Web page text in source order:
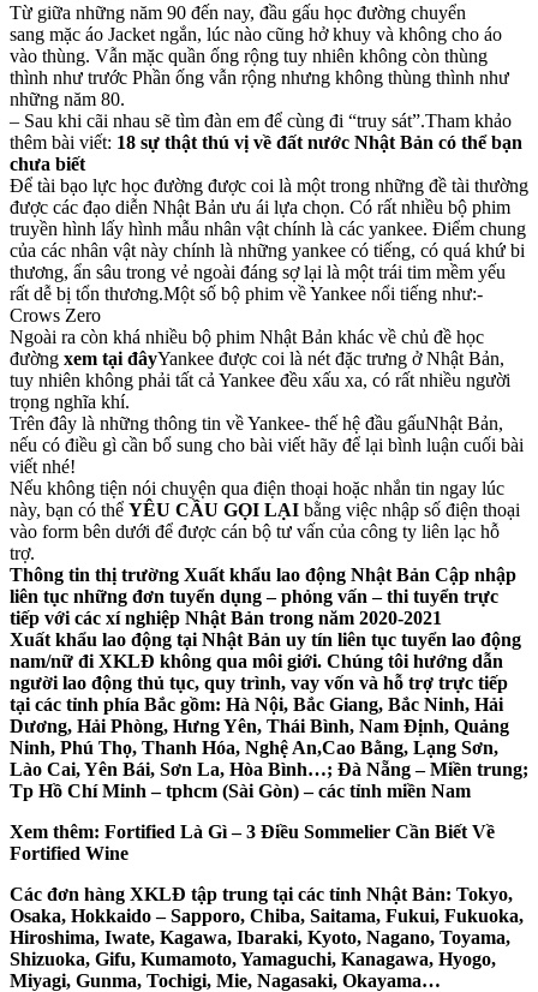
Từ giữa những năm 90 đến nay, đầu gấu học đường chuyển
sang mặc áo Jacket ngắn, lúc nào cũng hở khuy và không cho áo
vào thùng. Vẫn mặc quần ống rộng tuy nhiên không còn thùng
thình như trước Phần ống vẫn rộng nhưng không thùng thình như
những năm 80.
– Sau khi cãi nhau sẽ tìm đàn em để cùng đi “truy sát”.Tham khảo
thêm bài viết: 18 sự thật thú vị về đất nước Nhật Bản có thể bạn
chưa biết
Để tài bạo lực học đường được coi là một trong những đề tài thường
được các đạo diễn Nhật Bản ưu ái lựa chọn. Có rất nhiều bộ phim
truyền hình lấy hình mẫu nhân vật chính là các yankee. Điểm chung
của các nhân vật này chính là những yankee có tiếng, có quá khứ bi
thương, ẩn sâu trong vẻ ngoài đáng sợ lại là một trái tim mềm yếu
rất dễ bị tổn thương.Một số bộ phim về Yankee nổi tiếng như:-
Crows Zero
Ngoài ra còn khá nhiều bộ phim Nhật Bản khác về chủ đề học
đường xem tại đâyYankee được coi là nét đặc trưng ở Nhật Bản,
tuy nhiên không phải tất cả Yankee đều xấu xa, có rất nhiều người
trọng nghĩa khí.
Trên đây là những thông tin về Yankee- thế hệ đầu gấuNhật Bản,
nếu có điều gì cần bổ sung cho bài viết hãy để lại bình luận cuối bài
viết nhé!
Nếu không tiện nói chuyện qua điện thoại hoặc nhắn tin ngay lúc
này, bạn có thể YÊU CẦU GỌI LẠI bằng việc nhập số điện thoại
vào form bên dưới để được cán bộ tư vấn của công ty liên lạc hỗ
trợ.
Thông tin thị trường Xuất khẩu lao động Nhật Bản Cập nhập
liên tục những đơn tuyển dụng – phỏng vấn – thi tuyển trực
tiếp với các xí nghiệp Nhật Bản trong năm 2020-2021
Xuất khẩu lao động tại Nhật Bản uy tín liên tục tuyển lao động
nam/nữ đi XKLĐ không qua môi giới. Chúng tôi hướng dẫn
người lao động thủ tục, quy trình, vay vốn và hỗ trợ trực tiếp
tại các tỉnh phía Bắc gồm: Hà Nội, Bắc Giang, Bắc Ninh, Hải
Dương, Hải Phòng, Hưng Yên, Thái Bình, Nam Định, Quảng
Ninh, Phú Thọ, Thanh Hóa, Nghệ An,Cao Bằng, Lạng Sơn,
Lào Cai, Yên Bái, Sơn La, Hòa Bình…; Đà Nẵng – Miền trung;
Tp Hồ Chí Minh – tphcm (Sài Gòn) – các tỉnh miền Nam
Xem thêm: Fortified Là Gì – 3 Điều Sommelier Cần Biết Về
Fortified Wine
Các đơn hàng XKLĐ tập trung tại các tỉnh Nhật Bản: Tokyo,
Osaka, Hokkaido – Sapporo, Chiba, Saitama, Fukui, Fukuoka,
Hiroshima, Iwate, Kagawa, Ibaraki, Kyoto, Nagano, Toyama,
Shizuoka, Gifu, Kumamoto, Yamaguchi, Kanagawa, Hyogo,
Miyagi, Gunma, Tochigi, Mie, Nagasaki, Okayama…